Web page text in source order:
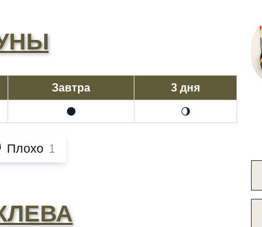
Завтра 3 дня
🌑 🌖
Плохо 1